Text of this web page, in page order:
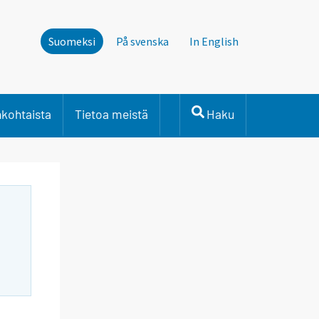
Suomeksi På svenska In English
Tietoa meistä Haku